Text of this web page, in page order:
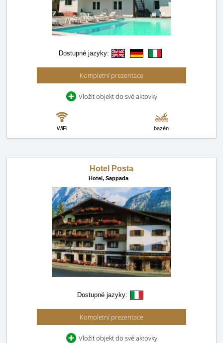
Dostupné jazyky:
Kompletní prezentace
Vložit objekt do své aktovky
WiFi bazén
Hotel Posta
Hotel, Sappada
Dostupné jazyky:
Kompletní prezentace
Vložit objekt do své aktovky